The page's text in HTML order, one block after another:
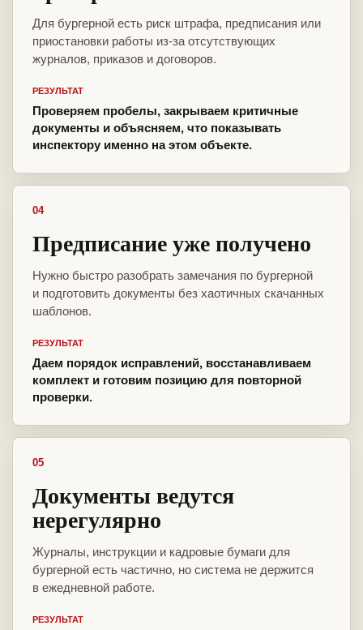
Для бургерной есть риск штрафа, предписания или
приостановки работы из-за отсутствующих
журналов, приказов и договоров.
РЕЗУЛЬТАТ
Проверяем пробелы, закрываем критичные
документы и объясняем, что показывать
инспектору именно на этом объекте.
04
Предписание уже получено
Нужно быстро разобрать замечания по бургерной
и подготовить документы без хаотичных скачанных
шаблонов.
РЕЗУЛЬТАТ
Даем порядок исправлений, восстанавливаем
комплект и готовим позицию для повторной
проверки.
05
Документы ведутся
нерегулярно
Журналы, инструкции и кадровые бумаги для
бургерной есть частично, но система не держится
в ежедневной работе.
РЕЗУЛЬТАТ